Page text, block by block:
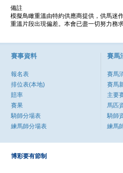
備註
模擬鳥瞰重溫由特約供應商提供，供馬迷
重溫片段出現偏差。本會已盡一切努力務
賽事資料
報名表
排位表(本地)
賠率
賽果
騎師分場表
練馬師分場表
賽馬
賽馬
賽馬
主要
馬匹
騎師
練馬
博彩要有節制